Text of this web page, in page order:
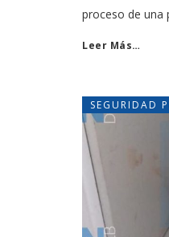
proceso de una
Leer Más…
SEGURIDAD